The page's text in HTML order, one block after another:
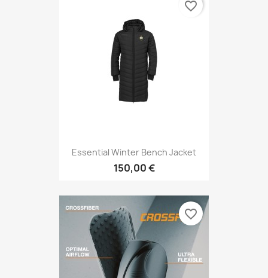
Essential Winter Bench Jacket
150,00 €
favorite_border
favorite_border